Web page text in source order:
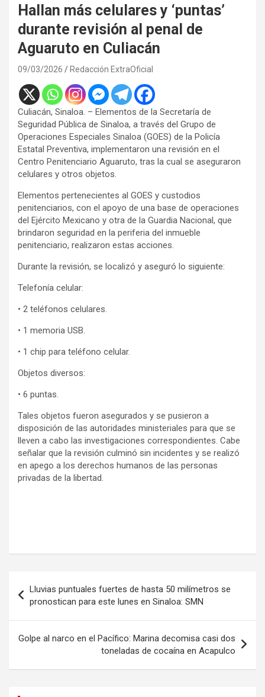
Hallan más celulares y ‘puntas’
durante revisión al penal de
Aguaruto en Culiacán
09/03/2026 Redacción ExtraOficial
Culiacán, Sinaloa. – Elementos de la Secretaría de
Seguridad Pública de Sinaloa, a través del Grupo de
Operaciones Especiales Sinaloa (GOES) de la Policía
Estatal Preventiva, implementaron una revisión en el
Centro Penitenciario Aguaruto, tras la cual se aseguraron
celulares y otros objetos.
Elementos pertenecientes al GOES y custodios
penitenciarios, con el apoyo de una base de operaciones
del Ejército Mexicano y otra de la Guardia Nacional, que
brindaron seguridad en la periferia del inmueble
penitenciario, realizaron estas acciones.
Durante la revisión, se localizó y aseguró lo siguiente:
Telefonía celular:
• 2 teléfonos celulares.
• 1 memoria USB.
• 1 chip para teléfono celular.
Objetos diversos:
• 6 puntas.
Tales objetos fueron asegurados y se pusieron a
disposición de las autoridades ministeriales para que se
lleven a cabo las investigaciones correspondientes. Cabe
señalar que la revisión culminó sin incidentes y se realizó
en apego a los derechos humanos de las personas
privadas de la libertad.
de
entradas
Lluvias puntuales fuertes de hasta 50 milímetros se
pronostican para este lunes en Sinaloa: SMN
Golpe al narco en el Pacífico: Marina decomisa casi dos
toneladas de cocaína en Acapulco